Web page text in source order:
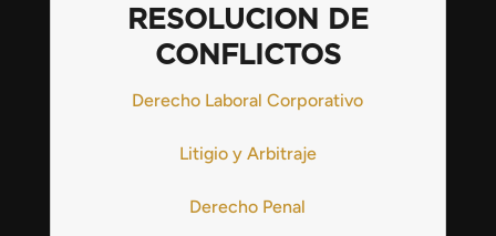
RESOLUCION DE
CONFLICTOS
Derecho Laboral Corporativo
Litigio y Arbitraje
Derecho Penal